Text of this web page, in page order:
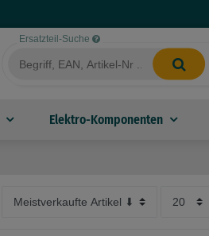
Ersatzteil-Suche
Elektro-Komponenten